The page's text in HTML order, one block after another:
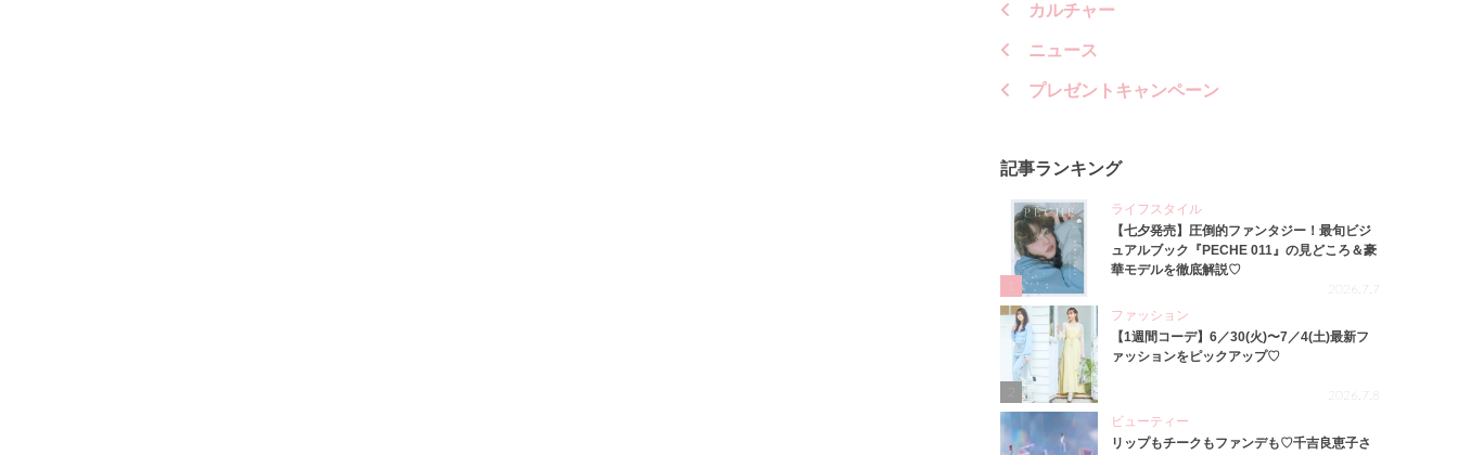
カルチャー
ニュース
プレゼントキャンペーン
記事ランキング
ライフスタイル
【七夕発売】圧倒的ファンタジー！最旬ビジ
ュアルブック『PECHE 011』の見どころ＆豪
華モデルを徹底解説♡
2026.7.7
ファッション
【1週間コーデ】6／30(火)〜7／4(土)最新フ
ァッションをピックアップ♡
2026.7.8
ビューティー
リップもチークもファンデも♡千吉良恵子さ